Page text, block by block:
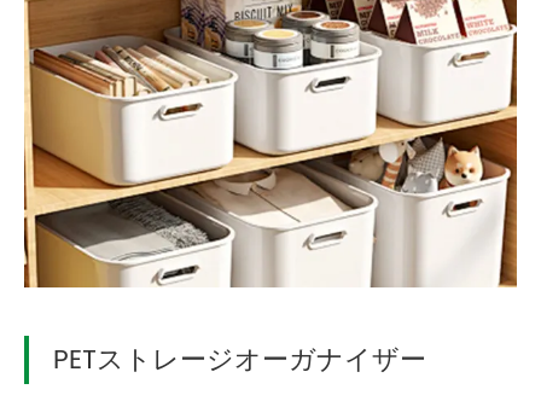
PETストレージオーガナイザー